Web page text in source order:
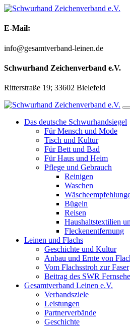
Zum
springen
E-Mail:
info@gesamtverband-leinen.de
Schwurhand Zeichenverband e.V.
Ritterstraße 19; 33602 Bielefeld
Das deutsche Schwurhandsiegel
Für Mensch und Mode
Tisch und Kultur
Für Bett und Bad
Für Haus und Heim
Pflege und Gebrauch
Reinigen
Waschen
Bügeln
Reisen
Haushaltstextilien
Fleckenentfernung
Leinen und Flachs
Geschichte und Kultur
Anbau und Ernte von
Vom Flachsstroh zur Faser
Beitrag des SWR
Gesamtverband Leinen e.V.
Verbandsziele
Leistungen
Partnerverbände
Geschichte